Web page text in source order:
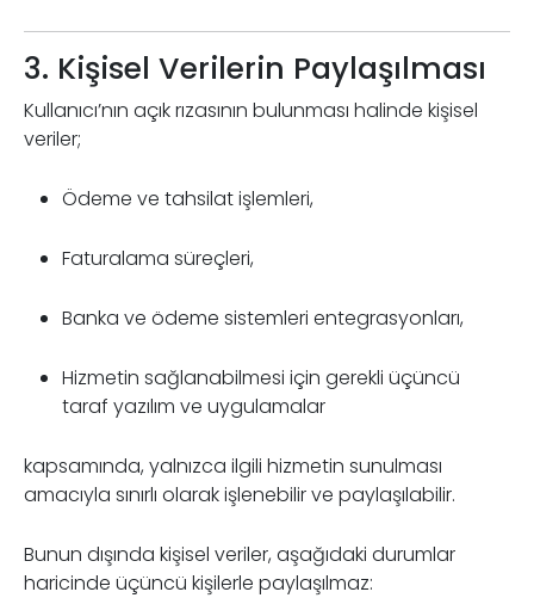
3. Kişisel Verilerin Paylaşılması
Kullanıcı’nın açık rızasının bulunması halinde kişisel
veriler;
Ödeme ve tahsilat işlemleri,
Faturalama süreçleri,
Banka ve ödeme sistemleri entegrasyonları,
Hizmetin sağlanabilmesi için gerekli üçüncü
taraf yazılım ve uygulamalar
kapsamında, yalnızca ilgili hizmetin sunulması
amacıyla sınırlı olarak işlenebilir ve paylaşılabilir.
Bunun dışında kişisel veriler, aşağıdaki durumlar
haricinde üçüncü kişilerle paylaşılmaz: